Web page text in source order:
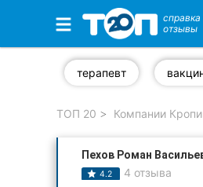
Избранные компании
Стоматологии
справка
отзывы
терапевт
ТОП 20 Компании
Пехов Роман
4.2 4 отзыва